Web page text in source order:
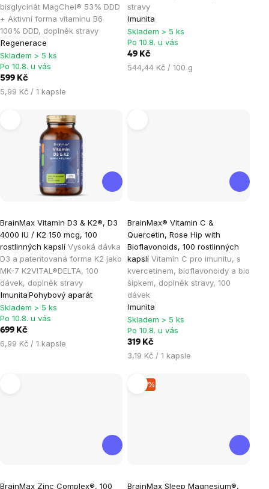
bisglycinát MagChel® 53% DDD
+ Aktivní forma vitamínu B6
100% DDD, doplněk stravy
Regenerace
4,9
z
5
hvězdiček.
Skladem > 5 ks
Po 10.8. u vás
599 Kč
Měrná
5,99 Kč / 1 kapsle
stravy
Imunita
4,2
z
5
hvězdiček.
Skladem > 5 ks
Po 10.8. u vás
49 Kč
Měrná
544,44 Kč / 100 g
BrainMax Vitamin D3 & K2®, D3
4000 IU / K2 150 mcg, 100
rostlinných kapslí Vysoká dávka
D3 a patentovaná forma K2 jako
MK-7 K2VITAL®DELTA, 100
dávek, doplněk stravy
ImunitaPohybový aparát
hodnocení
produktu
je
5,0
z
5
hvězdiček.
Skladem > 5 ks
Po 10.8. u vás
699 Kč
Měrná
6,99 Kč / 1 kapsle
BrainMax® Vitamin C &
Quercetin, Rose Hip with
Bioflavonoids, 100 rostlinných
kapslí Vitamín C pro imunitu, s
kvercetinem, bioflavonoidy a bio
šípkem, doplněk stravy, 100
dávek
Imunita
hodnocení
produktu
je
5,0
z
5
hvězdiček.
Skladem > 5 ks
Po 10.8. u vás
319 Kč
Měrná
3,19 Kč / 1 kapsle
BrainMax Zinc Complex®, 100
–10 %
BrainMax Sleep Magnesium®,